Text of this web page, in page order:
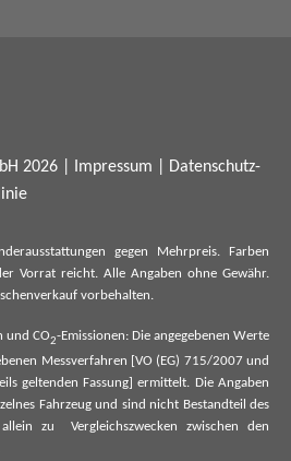
2026 | Impressum
Datenschutz-
gegen Mehrpreis. Farben
Vorrat reicht. Alle Angaben ohne Gewähr.
vorbehalten.
und CO2-Emissionen: Die angegebenen Werte
Messverfahren [VO (EG) 715/2007 und
geltenden Fassung] ermittelt. Die Angaben
Fahrzeug und sind nicht Bestandteil des
zu Vergleichszwecken zwischen den